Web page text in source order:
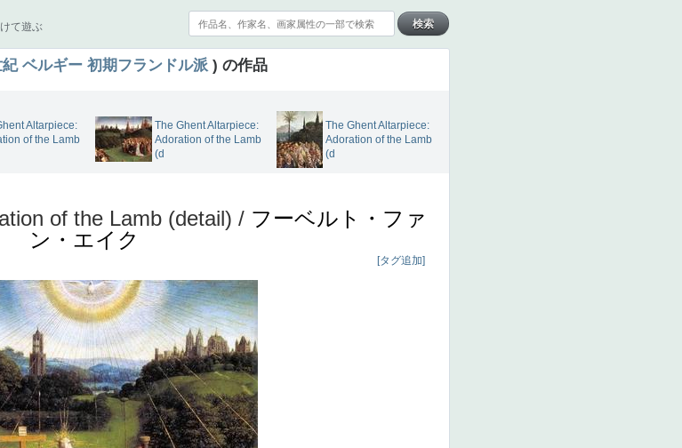
て遊ぶ
紀 ベルギー 初期フランドル派 ) の作品
Altarpiece:
of the Lamb
The Ghent Altarpiece:
Adoration of the Lamb
(d
The Ghent Altarpiece:
Adoration of the Lamb
(d
of the Lamb (detail) / フーベルト・ファ
ン・エイク
[タグ追加]